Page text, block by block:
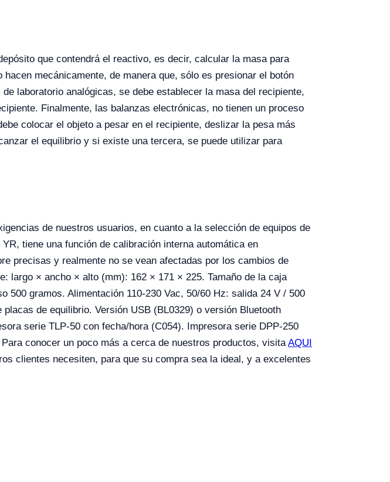
que contendrá el reactivo, es decir, calcular la masa para
mecánicamente, de manera que, sólo es presionar el botón
laboratorio analógicas, se debe establecer la masa del recipiente,
Finalmente, las balanzas electrónicas, no tienen un proceso
colocar el objeto a pesar en el recipiente, deslizar la pesa más
el equilibrio y si existe una tercera, se puede utilizar para
de nuestros usuarios, en cuanto a la selección de equipos de
tiene una función de calibración interna automática en
precisas y realmente no se vean afectadas por los cambios de
largo × ancho × alto (mm): 162 × 171 × 225. Tamaño de la caja
gramos. Alimentación 110-230 Vac, 50/60 Hz: salida 24 V / 500
de equilibrio. Versión USB (BL0329) o versión Bluetooth
serie TLP-50 con fecha/hora (C054). Impresora serie DPP-250
conocer un poco más a cerca de nuestros productos, visitaAQUI
clientes necesiten, para que su compra sea la ideal, y a excelentes